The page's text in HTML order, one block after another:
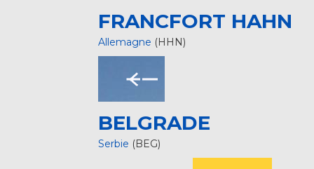
FRANCFORT HAHN
Allemagne (HHN)
BELGRADE
Serbie (BEG)